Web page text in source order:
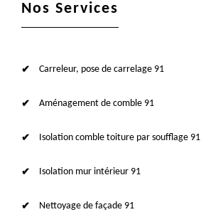
Nos Services
Carreleur, pose de carrelage 91
Aménagement de comble 91
Isolation comble toiture par soufflage 91
Isolation mur intérieur 91
Nettoyage de façade 91